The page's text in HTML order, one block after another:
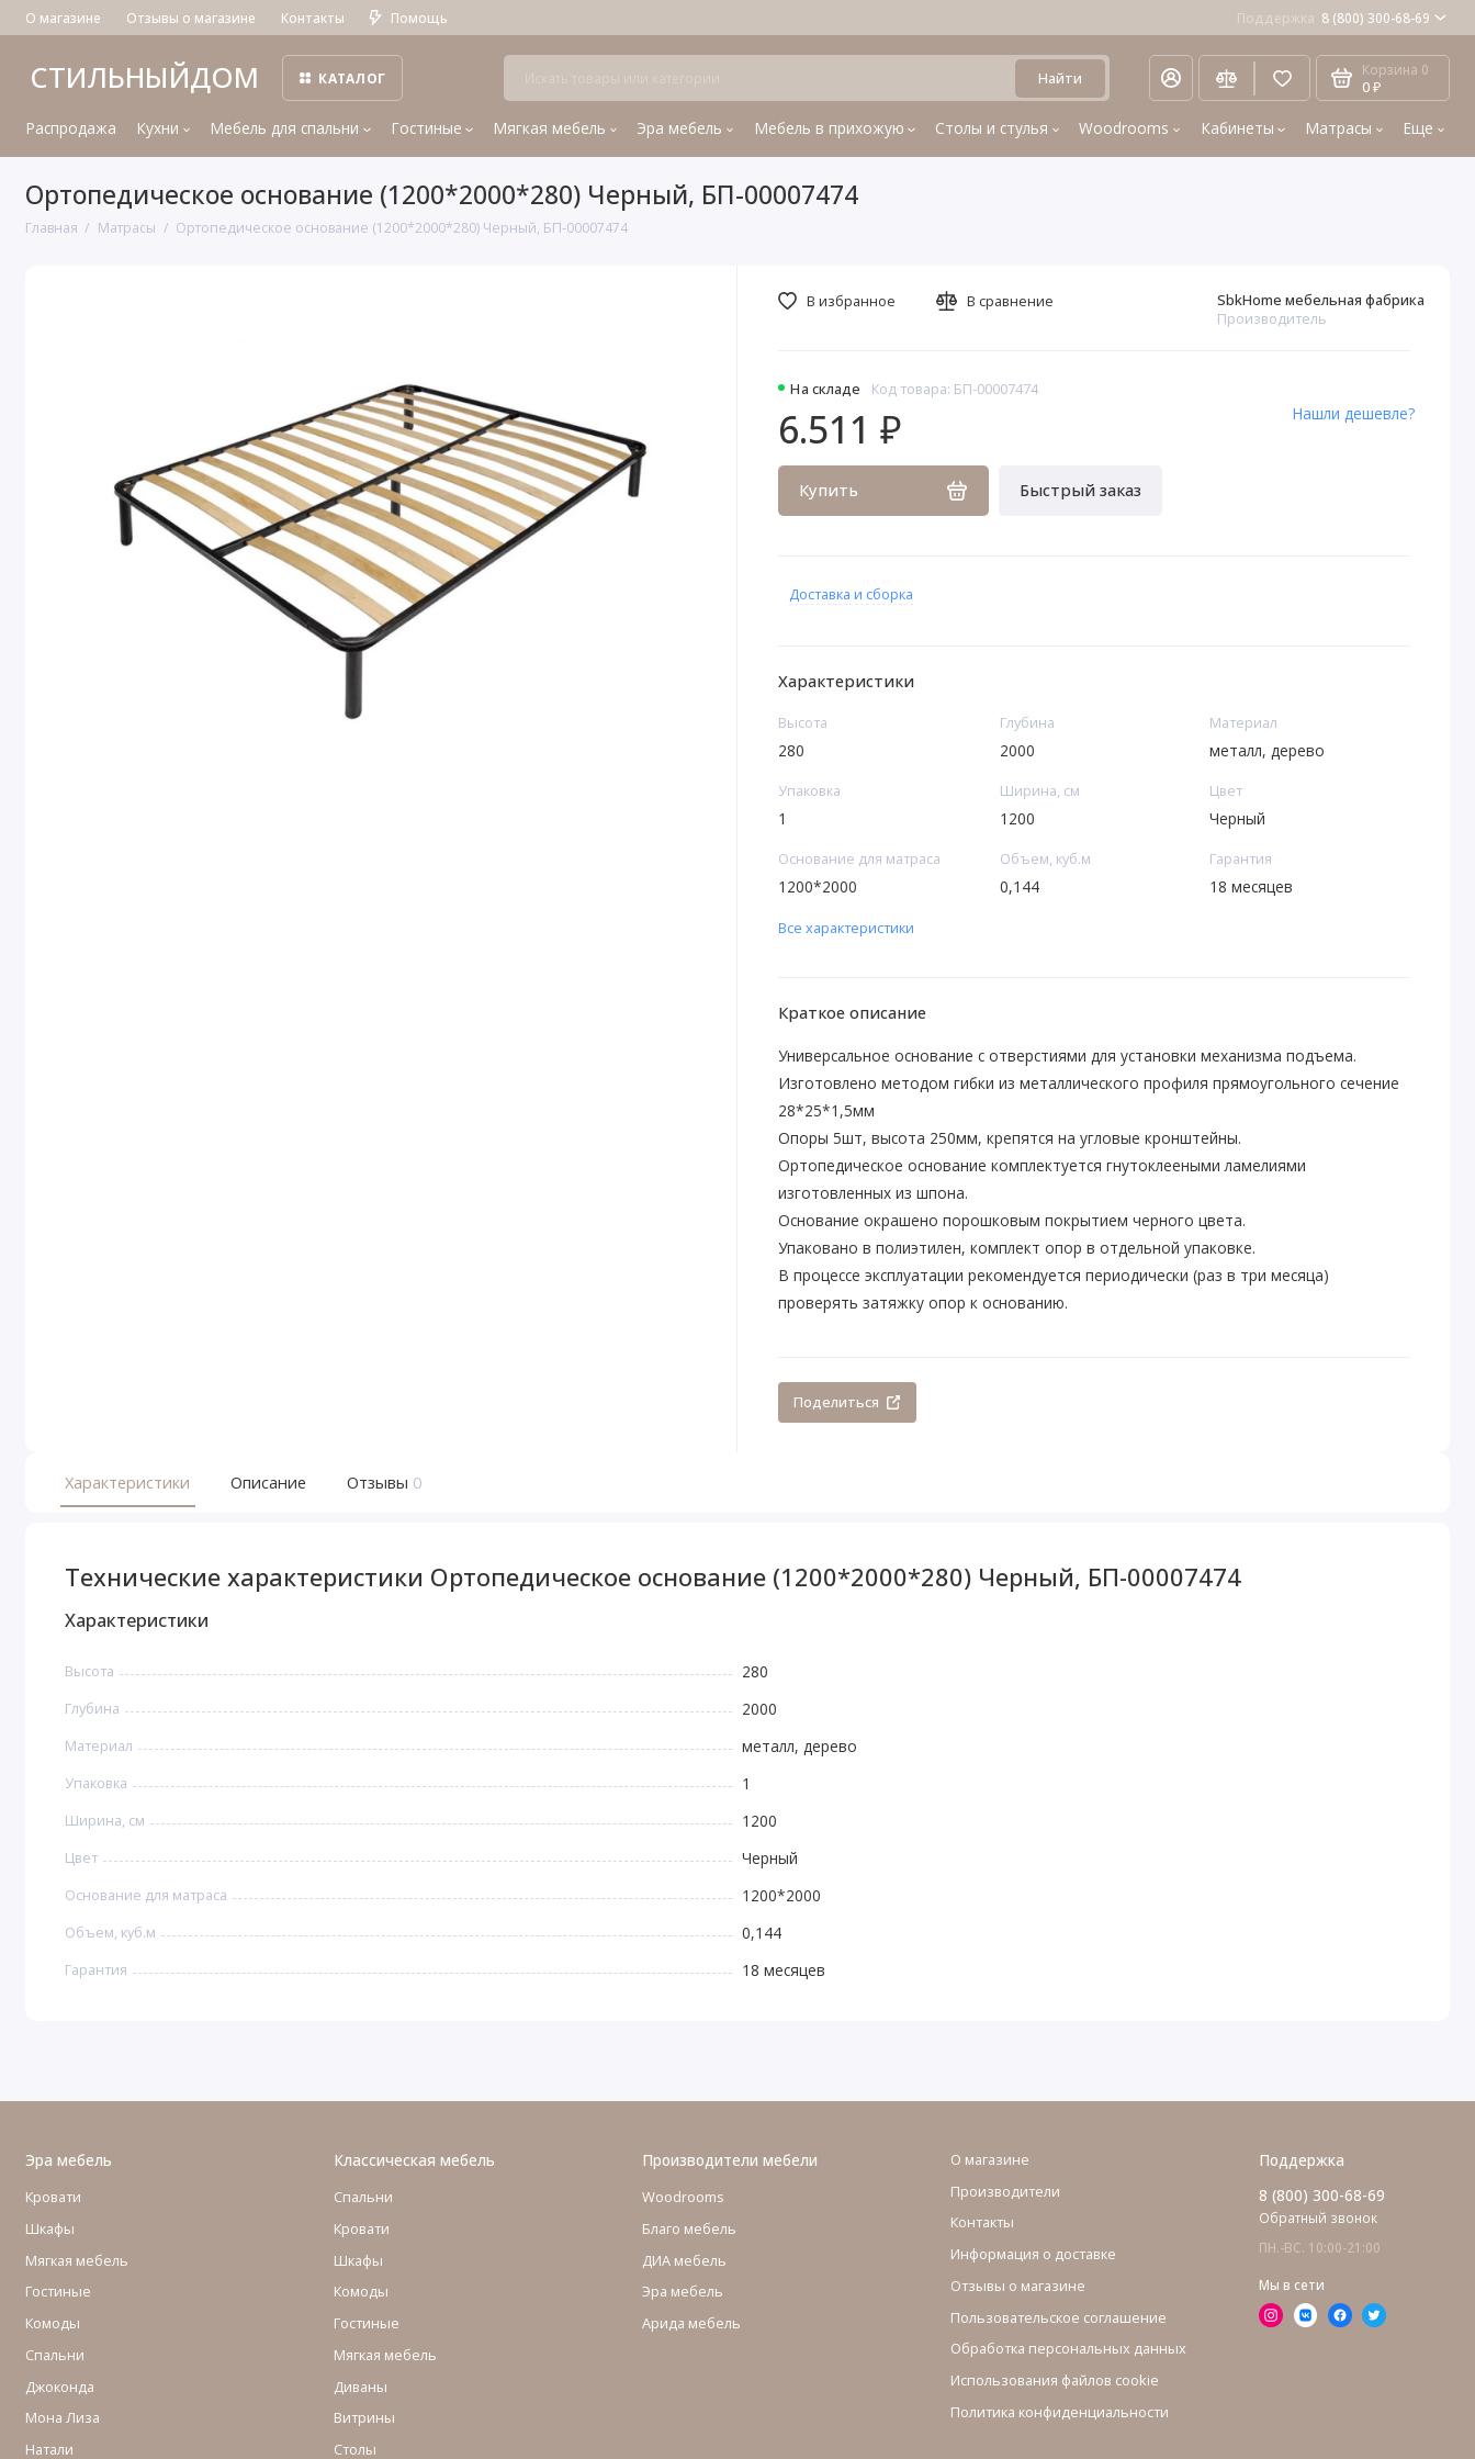
О магазине Отзывы о магазине Контакты Помощь Поддержка 8 (800) 300-68-69
СТИЛЬНЫЙДОМ КАТАЛОГ Найти Корзина 0
0 ₽
Распродажа Кухни Мебель для спальни Гостиные Мягкая мебель Эра мебель Мебель в прихожую Столы и стулья Woodrooms Кабинеты Матрасы Еще
Ортопедическое основание (1200*2000*280) Черный, БП-00007474
Главная Матрасы Ортопедическое основание (1200*2000*280) Черный, БП-00007474
На складе Код товара: БП-00007474
SbkHome мебельная фабрика
Производитель
6.511 ₽
Купить Быстрый заказ
Нашли дешевле?
В избранное В сравнение
Доставка и сборка
Характеристики
Высота
280
Глубина
2000
Материал
металл, дерево
Упаковка
1
Ширина, см
1200
Цвет
Черный
Основание для матраса
1200*2000
Объем, куб.м
0,144
Гарантия
18 месяцев
Все характеристики
Краткое описание
Универсальное основание с отверстиями для установки механизма подъема.
Изготовлено методом гибки из металлического профиля прямоугольного сечение
28*25*1,5мм
Опоры 5шт, высота 250мм, крепятся на угловые кронштейны.
Ортопедическое основание комплектуется гнутоклееными ламелиями
изготовленных из шпона.
Основание окрашено порошковым покрытием черного цвета.
Упаковано в полиэтилен, комплект опор в отдельной упаковке.
В процессе эксплуатации рекомендуется периодически (раз в три месяца)
проверять затяжку опор к основанию.
Поделиться
Характеристики Описание Отзывы 0
Технические характеристики Ортопедическое основание (1200*2000*280) Черный, БП-00007474
Характеристики
Высота 280
Глубина 2000
Материал металл, дерево
Упаковка 1
Ширина, см 1200
Цвет Черный
Основание для матраса 1200*2000
Объем, куб.м 0,144
Гарантия 18 месяцев
Эра мебель
Кровати
Шкафы
Мягкая мебель
Гостиные
Комоды
Cпальни
Джоконда
Мона Лиза
Натали
Классическая мебель
Спальни
Кровати
Шкафы
Комоды
Гостиные
Мягкая мебель
Диваны
Витрины
Столы
Производители мебели
Woodrooms
Благо мебель
ДИА мебель
Эра мебель
Арида мебель
О магазине
Производители
Контакты
Информация о доставке
Отзывы о магазине
Пользовательское соглашение
Обработка персональных данных
Использования файлов cookie
Политика конфиденциальности
Поддержка
8 (800) 300-68-69
Обратный звонок
ПН.-ВС. 10:00-21:00
Мы в сети